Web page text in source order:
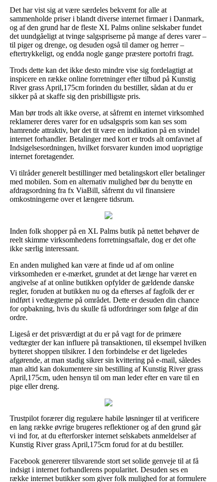
Det har vist sig at være særdeles bekvemt for alle at
sammenholde priser i blandt diverse internet firmaer i Danmark,
og af den grund har de fleste XL Palms online selskaber fundet
det uundgåeligt at tvinge salgspriserne på mange af deres varer –
til piger og drenge, og desuden også til damer og herrer –
eftertrykkeligt, og endda nogle gange præstere portofri fragt.
Trods dette kan det ikke desto mindre vise sig fordelagtigt at
inspicere en række online forretninger efter tilbud på Kunstig
River grass April,175cm forinden du bestiller, sådan at du er
sikker på at skaffe sig den prisbilligste pris.
Man bør trods alt ikke overse, at såfremt en internet virksomhed
reklamerer deres varer for en udsalgspris som kan ses som
hamrende attraktiv, bør det tit være en indikation på en svindel
internet forhandler. Betalinger med kort er trods alt omfavnet af
Indsigelsesordningen, hvilket forsvarer kunden imod uoprigtige
internet foretagender.
Vi tilråder generelt bestillinger med betalingskort eller betalinger
med mobilen. Som en alternativ mulighed bør du benytte en
afdragsordning fra fx ViaBill, såfremt du vil finansiere
omkostningerne over et længere tidsrum.
Inden folk shopper på en XL Palms butik på nettet behøver de
reelt skimme virksomhedens forretningsaftale, dog er det ofte
ikke særlig interessant.
En anden mulighed kan være at finde ud af om online
virksomheden er e-mærket, grundet at det længe har været en
angivelse af at online butikken opfylder de gældende danske
regler, foruden at butikken nu og da efterses af fagfolk der er
indført i vedtægterne på området. Dette er desuden din chance
for opbakning, hvis du skulle få udfordringer som følge af din
ordre.
Ligeså er det prisværdigt at du er på vagt for de primære
vedtægter der kan influere på transaktionen, til eksempel hvilken
bytteret shoppen tilsikrer. I den forbindelse er det ligeledes
afgørende, at man stadig sikrer sin kvittering på e-mail, således
man altid kan dokumentere sin bestilling af Kunstig River grass
April,175cm, uden hensyn til om man leder efter en vare til en
pige eller dreng.
Trustpilot forærer dig regulære habile løsninger til at verificere
en lang række øvrige brugeres reflektioner og af den grund går
vi ind for, at du efterforsker internet selskabets anmeldelser af
Kunstig River grass April,175cm forud for at du bestiller.
Facebook genererer tilsvarende stort set solide genveje til at få
indsigt i internet forhandlerens popularitet. Desuden ses en
række internet butikker som giver folk mulighed for at formulere